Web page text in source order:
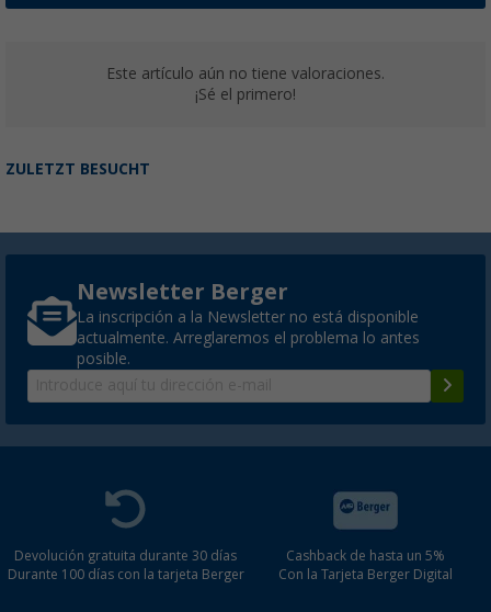
Este artículo aún no tiene valoraciones.
¡Sé el primero!
ZULETZT BESUCHT
Newsletter Berger
La inscripción a la Newsletter no está disponible
actualmente. Arreglaremos el problema lo antes
posible.
Devolución gratuita durante 30 días
Durante 100 días con la tarjeta Berger
Cashback de hasta un 5%
Con la Tarjeta Berger Digital